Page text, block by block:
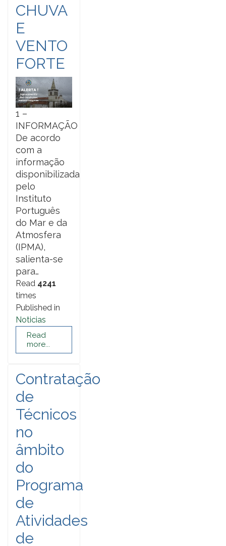
CHUVA
E
VENTO
FORTE
1 –
INFORMAÇÃO
De acordo
com a
informação
disponibilizada
pelo
Instituto
Português
do Mar e da
Atmosfera
(IPMA),
salienta-se
para…
Read 4241
times
Published in
Noticias
Read
more...
Contratação
de
Técnicos
no
âmbito
do
Programa
de
Atividades
de